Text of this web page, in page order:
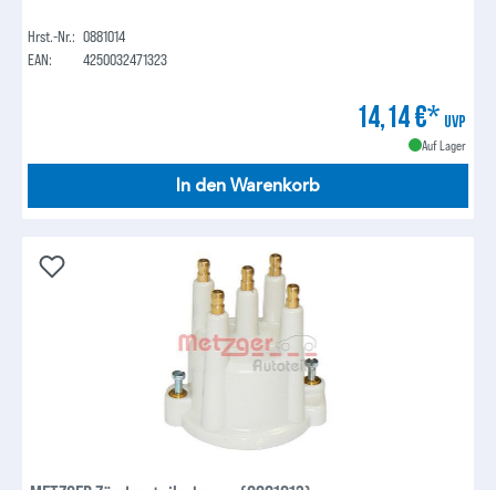
Hrst.-Nr.: 0881014
EAN:
4250032471323
14,14 €* UVP
Auf Lager
In den Warenkorb